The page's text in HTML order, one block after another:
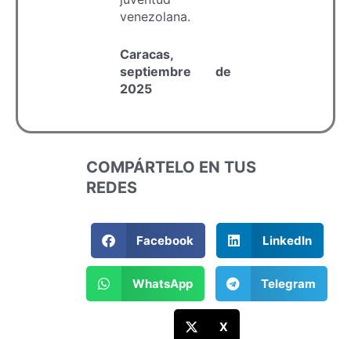
venezolana.
Caracas,
septiembre de
2025
COMPÁRTELO EN TUS
REDES
Facebook LinkedIn
WhatsApp Telegram
X